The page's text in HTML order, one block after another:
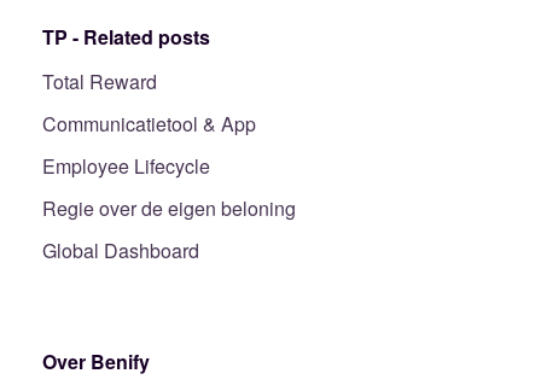
TP - Related posts
Total Reward
Communicatietool & App
Employee Lifecycle
Regie over de eigen beloning
Global Dashboard
Over Benify